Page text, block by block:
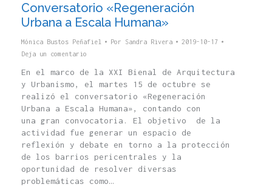
Conversatorio «Regeneración
Urbana a Escala Humana»
Mónica Bustos Peñafiel Por Sandra Rivera
2019-10-17
Deja un comentario
En el marco de la XXI Bienal de Arquitectura
y Urbanismo, el martes 15 de octubre se
realizó el conversatorio «Regeneración
Urbana a Escala Humana», contando con
una gran convocatoria. El objetivo de la
actividad fue generar un espacio de
reflexión y debate en torno a la protección
de los barrios pericentrales y la
oportunidad de resolver diversas
problemáticas como…